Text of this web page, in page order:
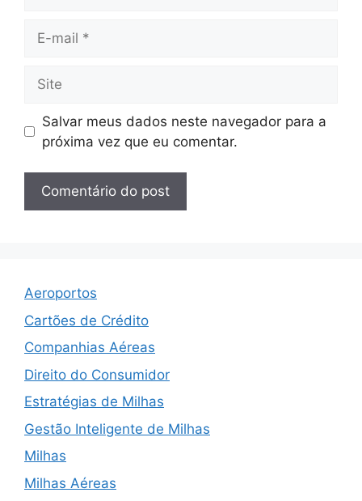
mail
Salvar meus dados neste navegador para a
próxima vez que eu comentar.
Aeroportos
Cartões de Crédito
Companhias Aéreas
Direito do Consumidor
Estratégias de Milhas
Gestão Inteligente de Milhas
Milhas
Milhas Aéreas